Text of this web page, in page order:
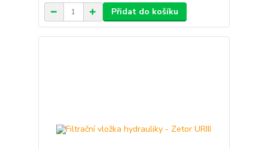
Přidat do košíku